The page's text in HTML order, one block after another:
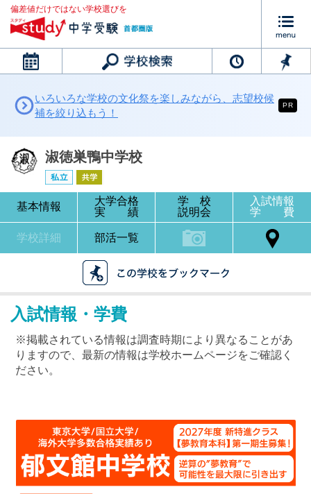
偏差値だけではない学校選びを
カレンダー
淑徳巣鴨中学校
ブックマークした学校
いろいろな学校の文化祭を楽しみながら、志望校候
補を絞り込もう！
PR
淑徳巣鴨中学校
基本情報
大学合格
実 績
学 校
説明会
入試情報
学 費
学校詳細 部活一覧
入試情報・学費
※掲載されている情報は調査時期により異なることがあ
りますので、最新の情報は学校ホームページをご確認く
ださい。